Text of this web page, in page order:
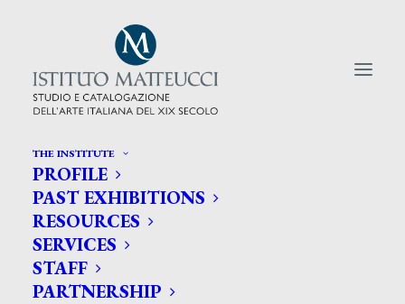
THE INSTITUTE
PROFILE
PAST EXHIBITIONS
RESOURCES
SERVICES
STAFF
PARTNERSHIP
CERCA TRA GLI ARTISTI:
Search
for: